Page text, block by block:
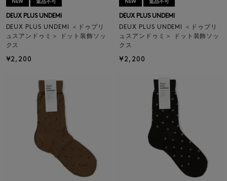
NEW 返品不可
DEUX PLUS UNDEMI
DEUX PLUS UNDEMI ＜ドゥプリ
ュスアンドゥミ＞ ドット装飾ソッ
クス
¥2,200
NEW 返品不可
DEUX PLUS UNDEMI
DEUX PLUS UNDEMI ＜ドゥプリ
ュスアンドゥミ＞ ドット装飾ソッ
クス
¥2,200